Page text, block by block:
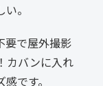
。
要で屋外撮影
カバンに入れ
です。